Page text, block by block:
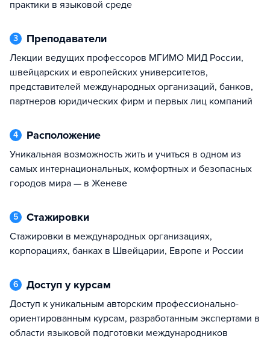
практики в языковой среде
3 Преподаватели
Лекции ведущих профессоров МГИМО МИД России,
швейцарских и европейских университетов,
представителей международных организаций, банков,
партнеров юридических фирм и первых лиц компаний
4 Расположение
Уникальная возможность жить и учиться в одном из
самых интернациональных, комфортных и безопасных
городов мира — в Женеве
5 Стажировки
Стажировки в международных организациях,
корпорациях, банках в Швейцарии, Европе и России
6 Доступ у курсам
Доступ к уникальным авторским профессионально-
ориентированным курсам, разработанным экспертами в
области языковой подготовки международников